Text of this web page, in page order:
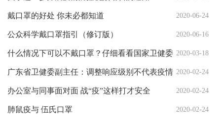
2020-06-24
戴口罩的好处 你未必都知道
2020-06-16
公众科学戴口罩指引（修订版）
2020-03-18
什么情况下可以不戴口罩？仔细看看国家卫健委
2020-02-24
广东省卫健委副主任：调整响应级别不代表疫情
2020-02-24
办公室与同事面对面 战“疫”这样打才安全
2020-02-24
肺鼠疫与 伍氏口罩